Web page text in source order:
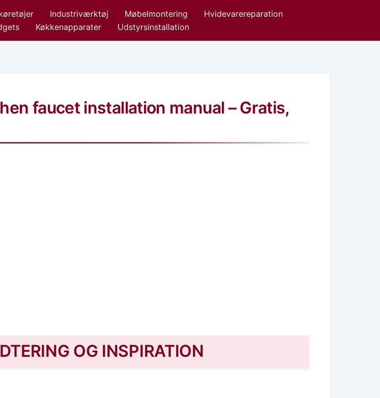
Industriværktøj Møbelmontering
Hvidevarereparation
Køkkenapparater Udstyrsinstallation
faucet installation manual – Gratis,
OG INSPIRATION